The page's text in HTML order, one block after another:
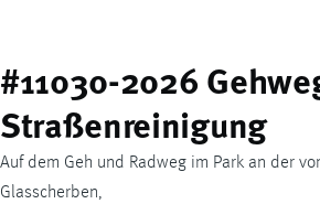
#11030-2026
Straßenreinigung
Auf dem Geh und Radweg im Park an der
Glasscherben,